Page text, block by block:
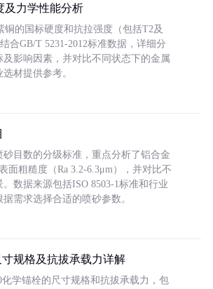
及力学性能分析
铜的国标硬度和抗拉强度（包括T2及
合GB/T 5231-2012标准数据，详细分
影响因素，并对比不同状态下的金属
材提供参考。
目数的分级标准，重点分析了铝合金
面粗糙度（Ra 3.2-6.3μm），并对比不
。数据来源包括ISO 8503-1标准和行业
需求选择合适的喷砂参数。
规格及抗拔承载力详解
学锚栓的尺寸规格和抗拔承载力，包